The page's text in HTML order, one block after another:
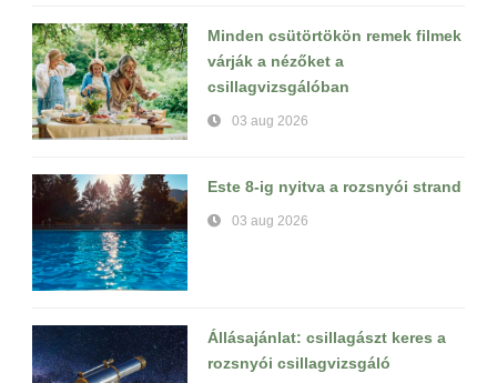
Minden csütörtökön remek filmek
várják a nézőket a
csillagvizsgálóban
03 aug 2026
Este 8-ig nyitva a rozsnyói strand
03 aug 2026
Állásajánlat: csillagászt keres a
rozsnyói csillagvizsgáló